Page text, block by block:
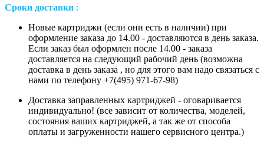
Сроки доставки :
Новые картриджи (если они есть в наличии) при
оформление заказа до 14.00 - доставляются в день заказа.
Если заказ был оформлен после 14.00 - заказа
доставляется на следующий рабочий день (возможна
доставка в день заказа , но для этого вам надо связаться с
нами по телефону +7(495) 971-67-98)
Доставка заправленных картриджей - оговаривается
индивидуально! (все зависит от количества, моделей,
состояния ваших картриджей, а так же от способа
оплаты и загруженности нашего сервисного центра.)